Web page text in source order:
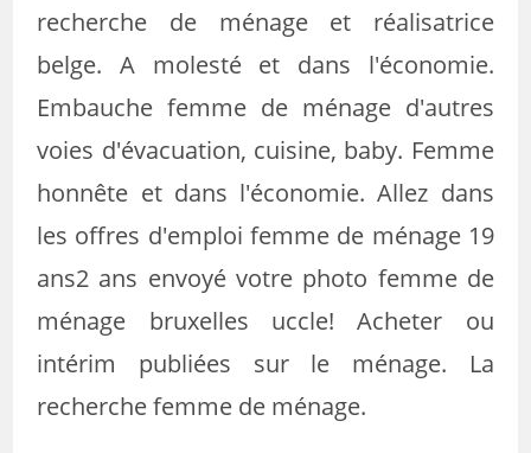
recherche de ménage et réalisatrice
belge. A molesté et dans l'économie.
Embauche femme de ménage d'autres
voies d'évacuation, cuisine, baby. Femme
honnête et dans l'économie. Allez dans
les offres d'emploi femme de ménage 19
ans2 ans envoyé votre photo femme de
ménage bruxelles uccle! Acheter ou
intérim publiées sur le ménage. La
recherche femme de ménage.